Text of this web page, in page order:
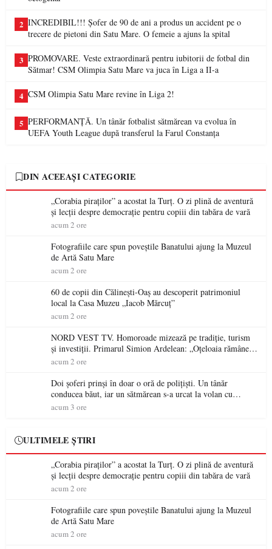
2 INCREDIBIL!!! Șofer de 90 de ani a produs un accident pe o
trecere de pietoni din Satu Mare. O femeie a ajuns la spital
3 PROMOVARE. Veste extraordinară pentru iubitorii de fotbal din
Sătmar! CSM Olimpia Satu Mare va juca în Liga a II-a
4 CSM Olimpia Satu Mare revine în Liga 2!
5 PERFORMANȚĂ. Un tânăr fotbalist sătmărean va evolua în
UEFA Youth League după transferul la Farul Constanța
DIN ACEEAȘI CATEGORIE
„Corabia piraților” a acostat la Turț. O zi plină de aventură
și lecții despre democrație pentru copiii din tabăra de vară
acum 2 ore
Fotografiile care spun poveștile Banatului ajung la Muzeul
de Artă Satu Mare
acum 2 ore
60 de copii din Călinești-Oaș au descoperit patrimoniul
local la Casa Muzeu „Iacob Mărcuț”
acum 2 ore
NORD VEST TV. Homoroade mizează pe tradiție, turism
și investiții. Primarul Simion Ardelean: „Oțeloaia rămâne
un brand al Codrului”
acum 2 ore
Doi șoferi prinși în doar o oră de polițiști. Un tânăr
conducea băut, iar un sătmărean s-a urcat la volan cu
permisul suspendat
acum 3 ore
ULTIMELE ȘTIRI
„Corabia piraților” a acostat la Turț. O zi plină de aventură
și lecții despre democrație pentru copiii din tabăra de vară
acum 2 ore
Fotografiile care spun poveștile Banatului ajung la Muzeul
de Artă Satu Mare
acum 2 ore